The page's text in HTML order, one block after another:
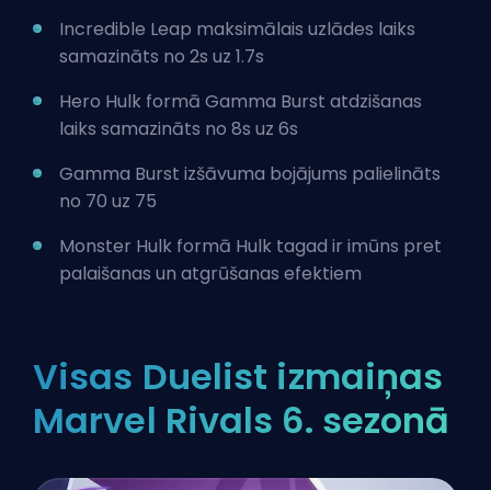
Incredible Leap maksimālais uzlādes laiks
samazināts no 2s uz 1.7s
Hero Hulk formā Gamma Burst atdzišanas
laiks samazināts no 8s uz 6s
Gamma Burst izšāvuma bojājums palielināts
no 70 uz 75
Monster Hulk formā Hulk tagad ir imūns pret
palaišanas un atgrūšanas efektiem
Visas Duelist izmaiņas
Marvel Rivals 6. sezonā